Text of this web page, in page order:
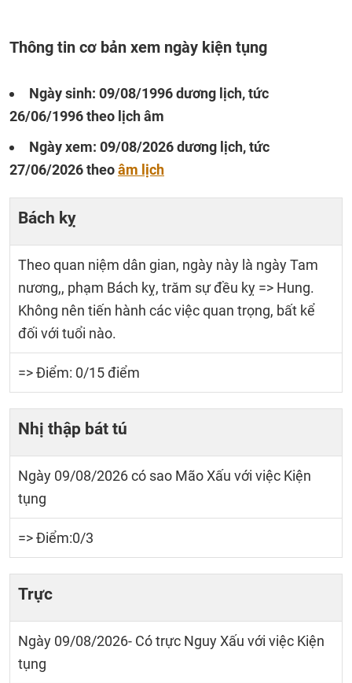
Thông tin cơ bản xem ngày kiện tụng
Ngày sinh: 09/08/1996 dương lịch, tức
26/06/1996 theo lịch âm
Ngày xem: 09/08/2026 dương lịch, tức
27/06/2026 theoâm lịch
Bách kỵ
Theo quan niệm dân gian, ngày này là ngày Tam
nương,, phạm Bách kỵ, trăm sự đều kỵ => Hung.
Không nên tiến hành các việc quan trọng, bất kể
đối với tuổi nào.
=> Điểm: 0/15 điểm
Nhị thập bát tú
Ngày 09/08/2026 có sao Mão Xấu với việc Kiện
tụng
=> Điểm:0/3
Trực
Ngày 09/08/2026- Có trực Nguy Xấu với việc Kiện
tụng